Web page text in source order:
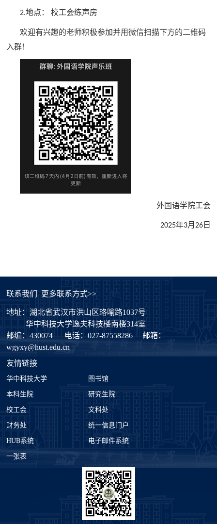
2.地点： 校工会练声房
欢迎有兴趣的老师积极参加并用微信扫描下方的二维码
入群！
外国语学院工会
2025年3月 26日
联系我们 更多联系方式>>
地址：湖北省武汉市洪山区珞喻路1037号
华中科技大学逸夫科技楼南楼314室
邮编：430074
电话：027-87558286
邮箱：
wgyxy@hust.edu.cn
友情链接
华中科技大学 图书馆
本科生院 研究生院
校工会 文科处
财务处 统一信息门户
HUB系统 电子邮件系统
一张表